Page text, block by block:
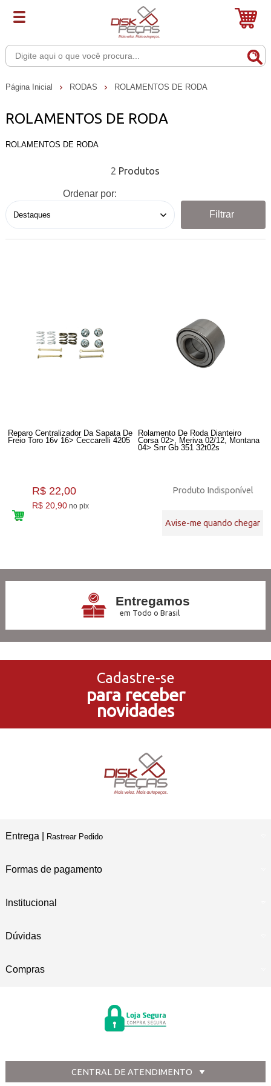
Página Inicial RODAS ROLAMENTOS DE RODA
ROLAMENTOS DE RODA
ROLAMENTOS DE RODA
2
Ordenar por:
Filtrar
Reparo Centralizador Da Sapata De
Freio Toro 16v 16> Ceccarelli 4205
R$ 22,00
R$ 20,90 no pix
Rolamento De Roda Dianteiro
Corsa 02>, Meriva 02/12, Montana
04> Snr Gb 351 32t02s
Produto Indisponível
Avise-me quando chegar
Entregamos
em Todo o Brasil
no Cartão de Crédito
5% de Desconto
no Pagamento PIX
Em Nossas Lojas Físicas
Cadastre-se
para receber
novidades
Entrega | Rastrear Pedido
Formas de pagamento
Institucional
Dúvidas
Compras
CENTRAL DE ATENDIMENTO